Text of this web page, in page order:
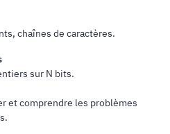
chaînes de caractères.
sur N bits.
et comprendre les problèmes